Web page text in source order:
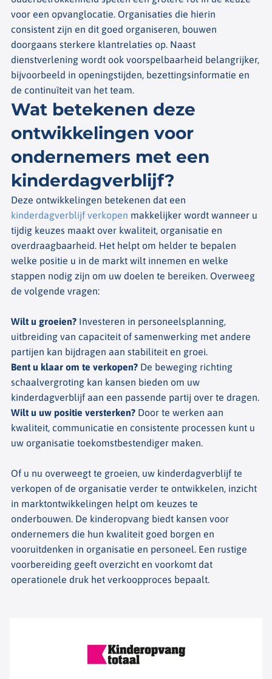
voor een opvanglocatie. Organisaties die hierin
consistent zijn en dit goed organiseren, bouwen
doorgaans sterkere klantrelaties op. Naast
dienstverlening wordt ook voorspelbaarheid belangrijker,
bijvoorbeeld in openingstijden, bezettingsinformatie en
de continuïteit van het team.
Wat betekenen deze
ontwikkelingen voor
ondernemers met een
kinderdagverblijf?
Deze ontwikkelingen betekenen dat een
kinderdagverblijf verkopen makkelijker wordt wanneer u
tijdig keuzes maakt over kwaliteit, organisatie en
overdraagbaarheid. Het helpt om helder te bepalen
welke positie u in de markt wilt innemen en welke
stappen nodig zijn om uw doelen te bereiken. Overweeg
de volgende vragen:
Wilt u groeien? Investeren in personeelsplanning,
uitbreiding van capaciteit of samenwerking met andere
partijen kan bijdragen aan stabiliteit en groei.
Bent u klaar om te verkopen? De beweging richting
schaalvergroting kan kansen bieden om uw
kinderdagverblijf aan een passende partij over te dragen.
Wilt u uw positie versterken? Door te werken aan
kwaliteit, communicatie en consistente processen kunt u
uw organisatie toekomstbestendiger maken.
Of u nu overweegt te groeien, uw kinderdagverblijf te
verkopen of de organisatie verder te ontwikkelen, inzicht
in marktontwikkelingen helpt om keuzes te
onderbouwen. De kinderopvang biedt kansen voor
ondernemers die hun kwaliteit goed borgen en
vooruitdenken in organisatie en personeel. Een rustige
voorbereiding geeft overzicht en voorkomt dat
operationele druk het verkoopproces bepaalt.